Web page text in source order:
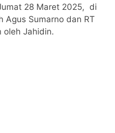
28 Maret 2025, di
Agus Sumarno dan RT
oleh Jahidin.